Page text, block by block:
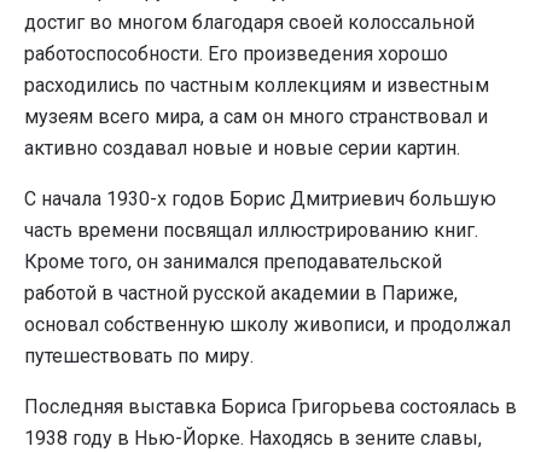
достиг во многом благодаря своей колоссальной
работоспособности. Его произведения хорошо
расходились по частным коллекциям и известным
музеям всего мира, а сам он много странствовал и
активно создавал новые и новые серии картин.
С начала 1930-х годов Борис Дмитриевич большую
часть времени посвящал иллюстрированию книг.
Кроме того, он занимался преподавательской
работой в частной русской академии в Париже,
основал собственную школу живописи, и продолжал
путешествовать по миру.
Последняя выставка Бориса Григорьева состоялась в
1938 году в Нью-Йорке. Находясь в зените славы,